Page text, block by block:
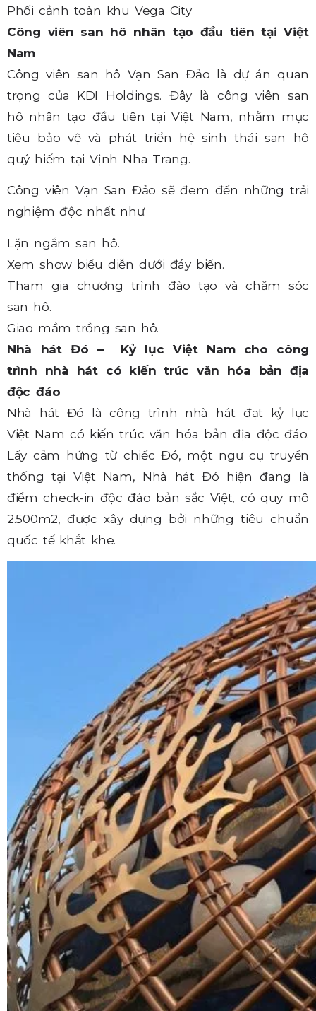
Phối cảnh toàn khu Vega City
Công viên san hô nhân tạo đầu tiên tại Việt
Nam
Công viên san hô Vạn San Đảo là dự án quan
trọng của KDI Holdings. Đây là công viên san
hô nhân tạo đầu tiên tại Việt Nam, nhằm mục
tiêu bảo vệ và phát triển hệ sinh thái san hô
quý hiếm tại Vịnh Nha Trang.
Công viên Vạn San Đảo sẽ đem đến những trải
nghiệm độc nhất như:
Lặn ngắm san hô.
Xem show biểu diễn dưới đáy biển.
Tham gia chương trình đào tạo và chăm sóc
san hô.
Giao mầm trồng san hô.
Nhà hát Đó – Kỷ lục Việt Nam cho công
trình nhà hát có kiến trúc văn hóa bản địa
độc đáo
Nhà hát Đó là công trình nhà hát đạt kỷ lục
Việt Nam có kiến trúc văn hóa bản địa độc đáo.
Lấy cảm hứng từ chiếc Đó, một ngư cụ truyền
thống tại Việt Nam, Nhà hát Đó hiện đang là
điểm check-in độc đáo bản sắc Việt, có quy mô
2.500m2, được xây dựng bởi những tiêu chuẩn
quốc tế khắt khe.